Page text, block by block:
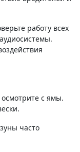
работу всех
с ямы.
часто